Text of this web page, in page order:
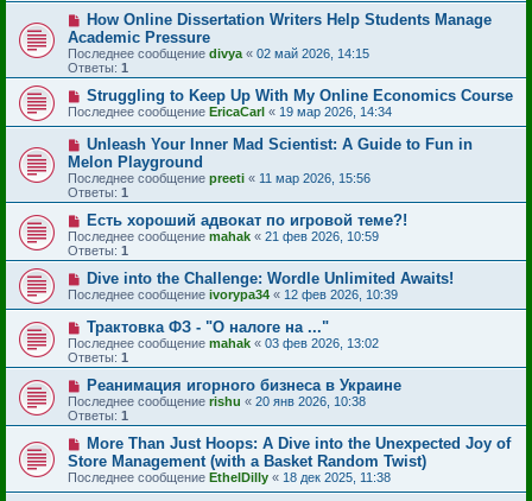
How Online Dissertation Writers Help Students Manage
Academic Pressure
Последнее сообщение divya « 02 май 2026, 14:15
Ответы: 1
Struggling to Keep Up With My Online Economics Course
Последнее сообщение EricaCarl « 19 мар 2026, 14:34
Unleash Your Inner Mad Scientist: A Guide to Fun in
Melon Playground
Последнее сообщение preeti « 11 мар 2026, 15:56
Ответы: 1
Есть хороший адвокат по игровой теме?!
Последнее сообщение mahak « 21 фев 2026, 10:59
Ответы: 1
Dive into the Challenge: Wordle Unlimited Awaits!
Последнее сообщение ivorypa34 « 12 фев 2026, 10:39
Трактовка ФЗ - "О налоге на ..."
Последнее сообщение mahak « 03 фев 2026, 13:02
Ответы: 1
Реанимация игорного бизнеса в Украине
Последнее сообщение rishu « 20 янв 2026, 10:38
Ответы: 1
More Than Just Hoops: A Dive into the Unexpected Joy of
Store Management (with a Basket Random Twist)
Последнее сообщение EthelDilly « 18 дек 2025, 11:38